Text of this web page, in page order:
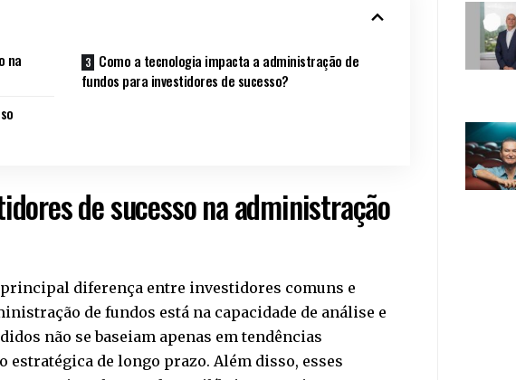
na
Como a tecnologia impacta a administração de
fundos para investidores de sucesso?
de sucesso na administração
diferença entre investidores comuns e
de fundos está na capacidade de análise e
não se baseiam apenas em tendências
estratégica de longo prazo. Além disso, esses